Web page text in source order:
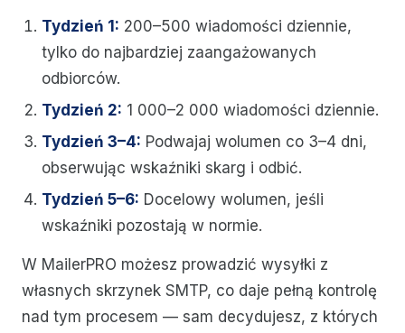
Tydzień 1: 200–500 wiadomości dziennie,
tylko do najbardziej zaangażowanych
odbiorców.
Tydzień 2: 1 000–2 000 wiadomości dziennie.
Tydzień 3–4: Podwajaj wolumen co 3–4 dni,
obserwując wskaźniki skarg i odbić.
Tydzień 5–6: Docelowy wolumen, jeśli
wskaźniki pozostają w normie.
W MailerPRO możesz prowadzić wysyłki z
własnych skrzynek SMTP, co daje pełną kontrolę
nad tym procesem — sam decydujesz, z których